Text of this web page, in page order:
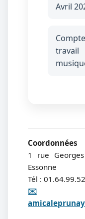
Avril
Coordonnées
1 rue Georges
Essonne
Tél :
✉️